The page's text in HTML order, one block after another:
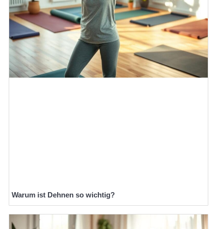
Warum ist Dehnen so wichtig?